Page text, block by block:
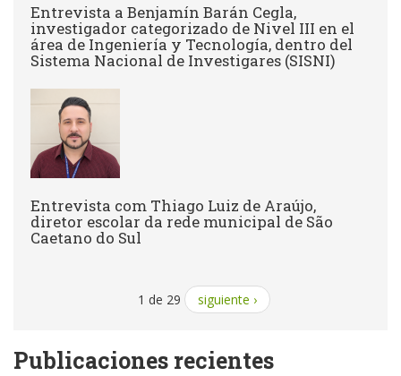
Entrevista a Benjamín Barán Cegla,
investigador categorizado de Nivel III en el
área de Ingeniería y Tecnología, dentro del
Sistema Nacional de Investigares (SISNI)
Entrevista com Thiago Luiz de Araújo,
diretor escolar da rede municipal de São
Caetano do Sul
1 de 29 siguiente ›
Publicaciones recientes